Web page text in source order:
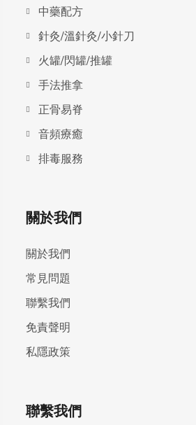
中藥配方
針灸/溫針灸/小針刀
火罐/閃罐/推罐
手法推拿
正骨易脊
⾳頻療癒
排毒服務
關於我們
關於我們
常見問題
聯繫我們
免責聲明
私隱政策
聯繫我們